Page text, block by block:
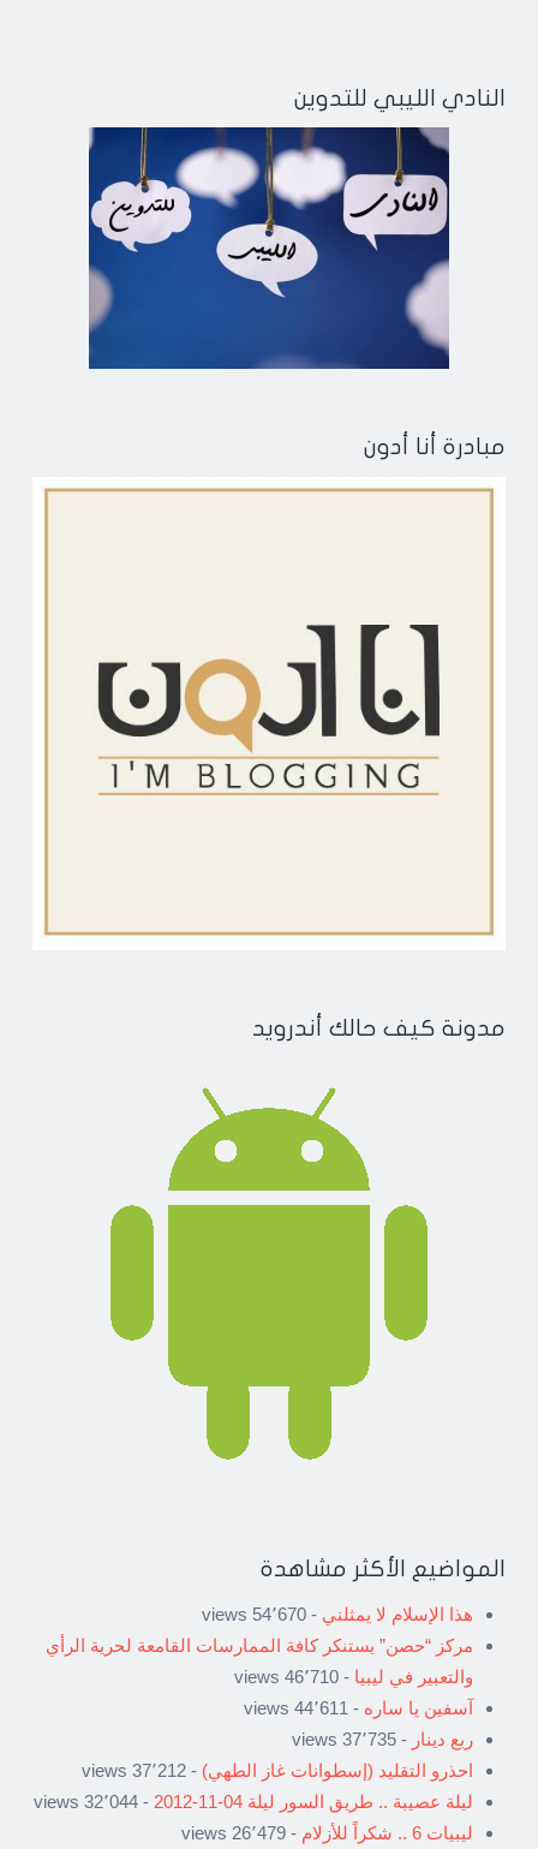
النادي الليبي للتدوين
مبادرة أنا أدون
مدونة كيف حالك أندرويد
المواضيع الأكثر مشاهدة
هذا الإسلام لا يمثلني - 54٬670 views
مركز “حصن” يستنكر كافة الممارسات القامعة لحرية الرأي
والتعبير في ليبيا - 46٬710 views
آسفين يا ساره - 44٬611 views
ربع دينار - 37٬735 views
احذرو التقليد (إسطوانات غاز الطهي) - 37٬212 views
ليلة عصيبة .. طريق السور ليلة 04-11-2012
- 32٬044 views
ليبيات 6 .. شكراً للأزلام
- 26٬479 views